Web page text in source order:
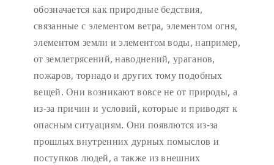
обозначается как природные бедствия,
связанные с элементом ветра, элементом огня,
элементом земли и элементом воды, например,
от землетрясений, наводнений, ураганов,
пожаров, торнадо и других тому подобных
вещей. Они возникают вовсе не от природы, а
из-за причин и условий, которые и приводят к
опасным ситуациям. Они появлются из-за
прошлых внутренних дурных помыслов и
поступков людей, а также из внешних